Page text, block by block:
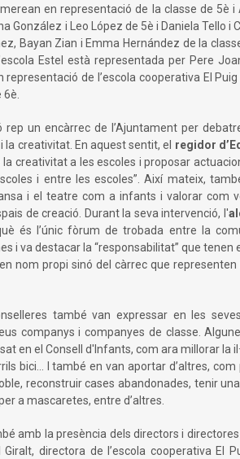
en representació de la classe de 5è i
González i Leo López de 5è i Daniela Tello i
Bayan Zian i Emma Hernández de la
Estel està representada per Pere
de l’escola cooperativa El
6è.
un encàrrec de l’Ajuntament per
creativitat. En aquest sentit, el regidor
creativitat a les escoles i proposar
i entre les escoles”. Així mateix,
i el teatre com a infants i valorar com
de creació. Durant la seva intervenció, l'
és l’únic fòrum de trobada entre la
i va destacar la “responsabilitat” que tenen
nom propi sinó del càrrec que
també van expressar en les
companys i companyes de classe.
en el Consell d'Infants, com ara millorar la
bici... I també en van aportar d’altres,
reconstruir cases abandonades, tenir
a mascaretes, entre d’altres.
amb la presència dels directors i
directora de l’escola cooperativa El